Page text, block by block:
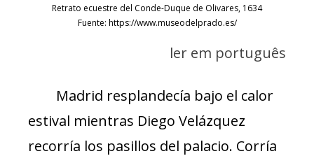
Retrato ecuestre del Conde-Duque de Olivares, 1634
Fuente: https://www.museodelprado.es/
ler em português
Madrid resplandecía bajo el calor
estival mientras Diego Velázquez
recorría los pasillos del palacio. Corría